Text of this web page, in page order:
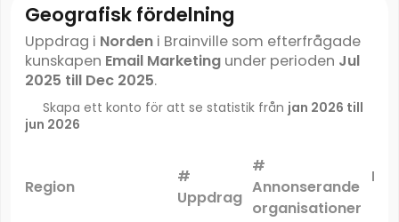
Geografisk fördelning
Uppdrag i Nordeni Brainville som efterfrågade
kunskapen Email Marketingunder perioden Jul
2025 till Dec 2025.
Skapa ett konto för att se statistik från jan 2026 till
jun 2026
Region
#
Uppdrag
#
Annonserande
organisationer